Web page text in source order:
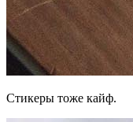
Стикеры тоже кайф.